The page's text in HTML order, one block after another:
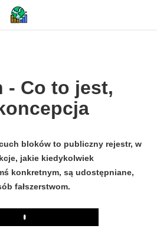
- Co to jest,
bloków to publiczny rejestr, w
jakie kiedykolwiek
konkretnym, są udostępniane,
fałszerstwom.
Play